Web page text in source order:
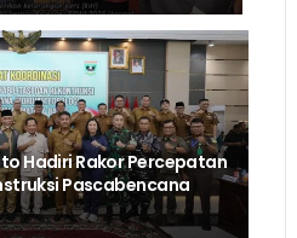
Hadiri Rakor Percepatan
Pascabencana